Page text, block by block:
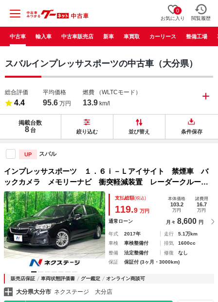
0
お気に入り 閲覧履歴
中古車 輸入車 中古車販売店 新車 車買取 カーリース 整備工場
スバルインプレッサスポーツの中古車（大分県）
総合評価
4.4
平均価格
95.6 万円
燃費 （WLTCモード）
13.9 km/l
掲載台数
8 台 絞り込む 並び替え 条件保存
UP スバル
インプレッサスポーツ １．６ｉ－Ｌアイサイト 禁煙車 バ
ックカメラ メモリーナビ 衝突軽減装置 レーダークルー
ズ ドラレコ ＥＴＣ コーナーセンサー フォグランプ オ
ートエアコン リモコンキー ＵＳＢ電源 電動パーキングブ
レーキ オートライト
支払総額(税込)
119.9 万円
本体価格
103.2
万円
諸費用
16.7
万円
通常ローン 月々 8,600 円
年式 2017年 走行
5.1万km
車検
車検整備付 排気
1600cc
整備
法定整備付 修復
なし
保証
保証付 (3ヶ月・3000km)
販売店保証 車両状態評価書 グー鑑定 オンライン商談可
大分県大分市 ネクステージ 大分店